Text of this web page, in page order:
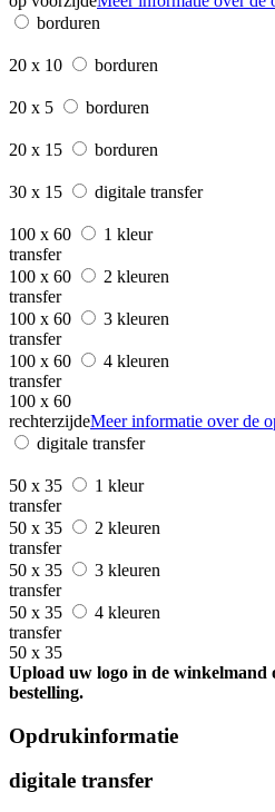
borduren
20 x 10 borduren
20 x 5 borduren
20 x 15 borduren
30 x 15 digitale transfer
100 x 60
1 kleur
transfer
100 x 60
2 kleuren
transfer
100 x 60
3 kleuren
transfer
100 x 60
4 kleuren
transfer
100 x 60
rechterzijdeMeer informatie over de
digitale transfer
50 x 35
1 kleur
transfer
50 x 35
2 kleuren
transfer
50 x 35
3 kleuren
transfer
50 x 35
4 kleuren
transfer
50 x 35
Upload uw logo in de winkelmand
bestelling.
Opdrukinformatie
digitale transfer